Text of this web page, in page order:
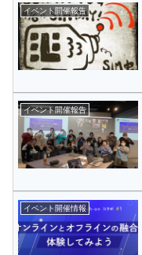
イベント開催報告
イベント開催報告
イベント開催情報